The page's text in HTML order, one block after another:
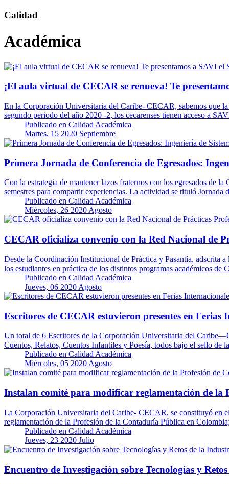
Calidad
Académica
¡El aula virtual de CECAR se renueva! Te
En la Corporación Universitaria del Caribe- CECAR, sabemos que
segundo periodo del año 2020 -2, los cecarenses tienen acceso a
Publicado en Calidad Académica
Martes, 15 2020 Septiembre
Primera Jornada de Conferencia de Egresados:
Con la estrategia de mantener lazos fraternos con los egresados de
semestres para compartir experiencias. La actividad se tituló
Publicado en Calidad Académica
Miércoles, 26 2020 Agosto
CECAR oficializa convenio con la Red Nacional de
Desde la Coordinación Institucional de Práctica y Pasantía, adscrita
los estudiantes en práctica de los distintos programas académicos
Publicado en Calidad Académica
Jueves, 06 2020 Agosto
Escritores de CECAR estuvieron presentes en
Un total de 6 Escritores de la Corporación Universitaria del
Cuentos, Relatos, Cuentos Infantiles y Poesía, todos bajo el sello
Publicado en Calidad Académica
Miércoles, 05 2020 Agosto
Instalan comité para modificar reglamentación de la
La Corporación Universitaria del Caribe- CECAR, se constituyó en
reglamentación de la Profesión de la Contaduría Pública en
Publicado en Calidad Académica
Jueves, 23 2020 Julio
Encuentro de Investigación sobre Tecnologías y